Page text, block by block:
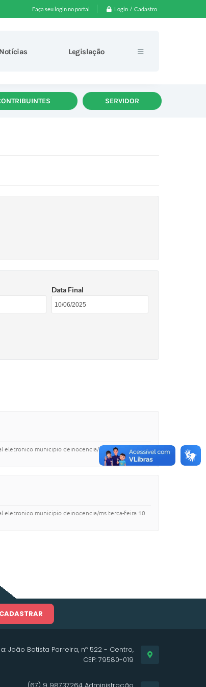
Faça seu login no portal Login / Cadastro
Notícias Legislação
SERVIDOR
Data Final
eletronico municipio deinocencia/ms terca-feira 10
eletronico municipio deinocencia/ms terca-feira 10
CADASTRAR
João Batista Parreira, nº 522 - Centro,
CEP: 79580-019